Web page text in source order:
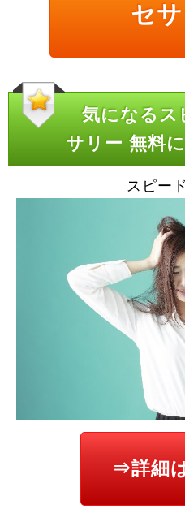
セ
気になるス
サリー 無料
スピー
⇒詳細